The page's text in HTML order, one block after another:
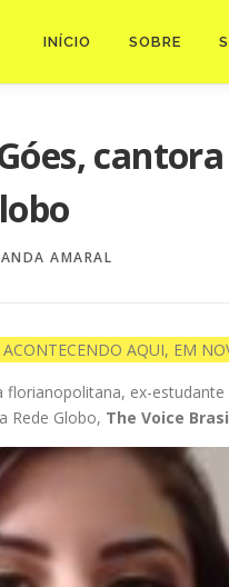
INÍCIO SOBRE
AMARAL
AQUI, EM
ex-
Rede Globo, The Voice